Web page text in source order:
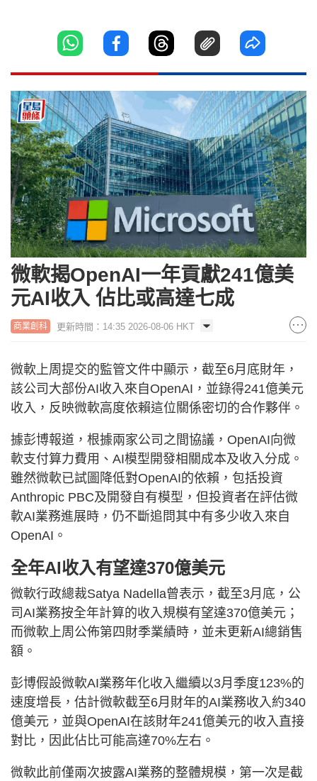
微軟揭OpenAI一年貢獻241億美
元AI收入 佔比或高達七成
商業創科 更新時間：14:35 2026-08-06 HKT
微軟上周提交的監管文件中顯示，截至6月底財年，
該公司大部份AI收入來自OpenAI，並錄得241億美元
收入，反映微軟高度依賴這位關係密切的合作夥伴。
據彭博報道，根據兩家公司之間協議，OpenAI向微
軟支付算力費用、AI模型開發相關成本及收入分成。
雖然微軟已試圖降低對OpenAI的依賴，包括投資
Anthropic PBC及開發自有模型，但投資者在評估微
軟AI業務進展時，仍不斷追問其中有多少收入來自
OpenAI。
全年AI收入有望達370億美元
微軟行政總裁Satya Nadella曾表示，截至3月底，公
司AI業務按全年計算的收入規模有望達370億美元；
而微軟上周公佈第四財季業績時，並未更新AI總銷售
額。
彭博假設微軟AI業務年化收入繼續以3月季度123%的
速度增長，估計微軟截至6月財年的AI業務收入約340
億美元，並與OpenAI在該財年241億美元的收入直接
對比，因此佔比可能高達70%左右。
微軟此前僅兩次披露AI業務的整體規模，第一次是截